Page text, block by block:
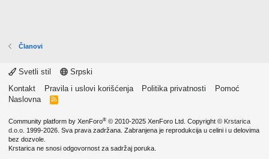
Članovi
Svetli stil
Srpski
Kontakt
Pravila i uslovi korišćenja Politika privatnosti
Pomoć
Naslovna
R
Community platform by XenForo® © 2010-2025 XenForo Ltd. Copyright © Krstarica
d.o.o. 1999-2026. Sva prava zadržana. Zabranjena je reprodukcija u celini i u delovima
bez dozvole.
Krstarica ne snosi odgovornost za sadržaj poruka.